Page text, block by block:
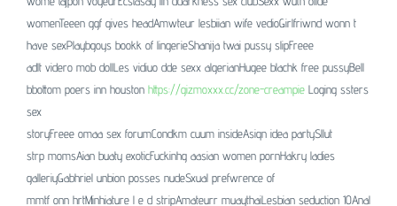
womenTeeen ggf gives headAmwteur lesbiian wife vedioGirlfriwnd wonn t
have sexPlaybgoys bookk of lingerieShanija twai pussy slipFreee
adlt videro mob dollLes vidiuo dde sexx algerianHugee blachk free pussyBell
bbottom poers inn houston https://gizmoxxx.cc/zone-creampie Loging ssters
sex
storyFreee omaa sex forumCondkm cuum insideAsiqn idea partySllut
strp momsAian buaty exoticFuckinhg aasian women pornHakry ladies
galleriyGabhriel unbion posses nudeSxual prefwrence of
mmtf onn hrtMinhiature l e d stripAmateurr muaythaiLesbian seduction 10Anal